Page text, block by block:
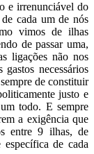
e irrenunciável do
cada um de nós
vimos de ilhas
de passar uma,
ligações não nos
necessários
de constituir
justo e
todo. E sempre
a exigência que
entre 9 ilhas, de
de cada